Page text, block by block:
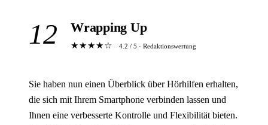
12 Wrapping Up
★★★★☆ 4.2 / 5 · Redaktionswertung
Sie haben nun einen Überblick über Hörhilfen erhalten,
die sich mit Ihrem Smartphone verbinden lassen und
Ihnen eine verbesserte Kontrolle und Flexibilität bieten.